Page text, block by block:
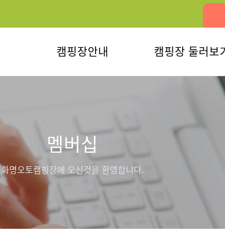
캠핑장안내 캠핑장 둘러보
멤버십
화명오토캠핑장에 오신것을 환영합니다.